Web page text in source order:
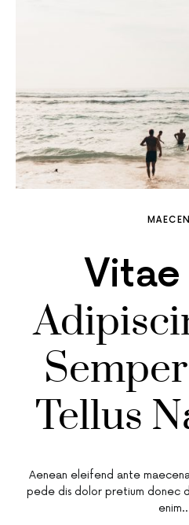
Tellus
Aenean eleifend ante
pede dis dolor pretium donec